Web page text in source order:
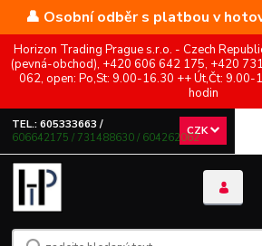
👤 Osobní odběr s platbou v
Horizon Trading Prague s.r.o. - Czech
(pevná-obchod), +420 606 642 175, +420
062, open: Po,St: 9.00-16.30 ++ Út,Čt:
hodin
CZK
TEL.: 605333663 /
606642175 / 731488630 / 604262062